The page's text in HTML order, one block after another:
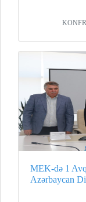
MEK-də 1
Azərbaycan